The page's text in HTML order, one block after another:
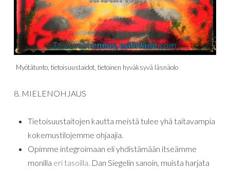
Myötätunto, tietoisuustaidot, tietoinen hyväksyvä läsnäolo
8. MIELENOHJAUS
Tietoisuustaitojen kautta meistä tulee yhä taitavampia
kokemustilojemme ohjaajia.
Opimme integroimaan eli yhdistämään itseämme
monilla eri tasoilla. Dan Siegelin sanoin, muista harjata